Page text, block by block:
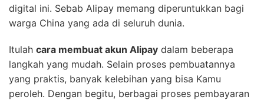
digital ini. Sebab Alipay memang diperuntukkan bagi
warga China yang ada di seluruh dunia.
Itulah cara membuat akun Alipay dalam beberapa
langkah yang mudah. Selain proses pembuatannya
yang praktis, banyak kelebihan yang bisa Kamu
peroleh. Dengan begitu, berbagai proses pembayaran